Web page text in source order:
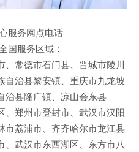
服务网点电话
国服务区域：
常德市石门县、晋城市陵川
自治县黎安镇、重庆市九龙坡
治县隆广镇、凉山会东县
、郑州市登封市、武汉市汉阳
市荔浦市、齐齐哈尔市龙江县
武汉市东西湖区、东方市八